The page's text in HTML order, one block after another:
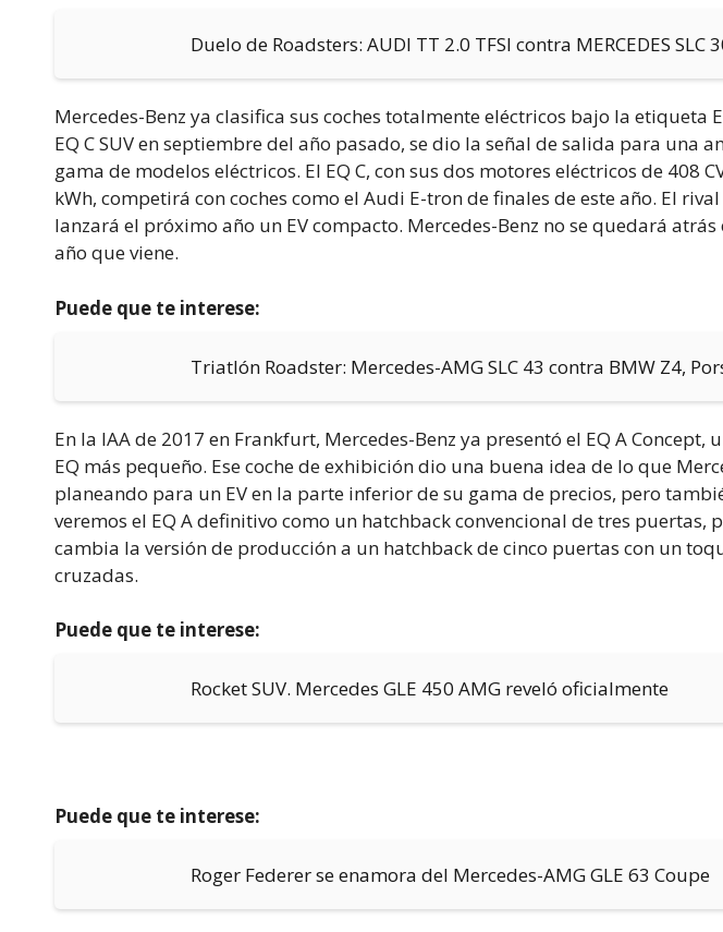
Duelo de Roadsters: AUDI TT 2.0 TFSI contra MERCEDES SLC
Mercedes-Benz ya clasifica sus coches totalmente eléctricos bajo la etiqueta
EQ C SUV en septiembre del año pasado, se dio la señal de salida para una
gama de modelos eléctricos. El EQ C, con sus dos motores eléctricos de 408
kWh, competirá con coches como el Audi E-tron de finales de este año. El
lanzará el próximo año un EV compacto. Mercedes-Benz no se quedará atrás
año que viene.
Puede que te interese:
Triatlón Roadster: Mercedes-AMG SLC 43 contra BMW Z4,
En la IAA de 2017 en Frankfurt, Mercedes-Benz ya presentó el EQ A Concept,
EQ más pequeño. Ese coche de exhibición dio una buena idea de lo que
planeando para un EV en la parte inferior de su gama de precios, pero
veremos el EQ A definitivo como un hatchback convencional de tres puertas,
cambia la versión de producción a un hatchback de cinco puertas con un
cruzadas.
Puede que te interese:
Rocket SUV. Mercedes GLE 450 AMG reveló oficialmente
Puede que te interese:
Roger Federer se enamora del Mercedes-AMG GLE 63 Coupe